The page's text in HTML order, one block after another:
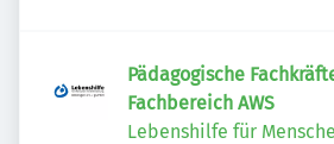
Pädagogische
Fachbereich AWS
Lebenshilfe für